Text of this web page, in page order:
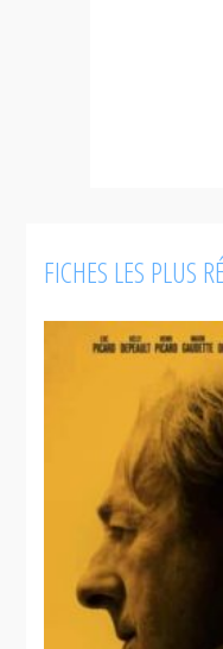
FICHES LES PLUS